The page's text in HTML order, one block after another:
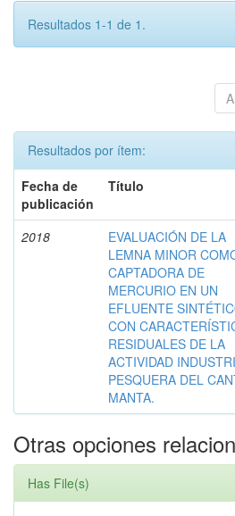
Resultados 1-1 de 1.
Resultados por ítem:
Fecha de
publicación
Título
2018
EVALUACIÓN DE LA
LEMNA MINOR
CAPTADORA DE
MERCURIO EN UN
EFLUENTE
CON
RESIDUALES DE LA
ACTIVIDAD
PESQUERA DEL
MANTA.
Otras opciones
Has File(s)